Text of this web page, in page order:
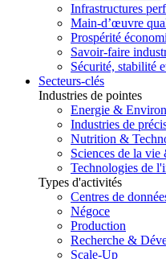
Infrastructures
Main-d’œuvre
Prospérité
Savoir-faire
Sécurité, stabilité
Secteurs-clés
Industries de pointes
Energie &
Industries de
Nutrition &
Sciences de la vie
Technologies de
Types d'activités
Centres de
Négoce
Production
Recherche &
Scale-Up